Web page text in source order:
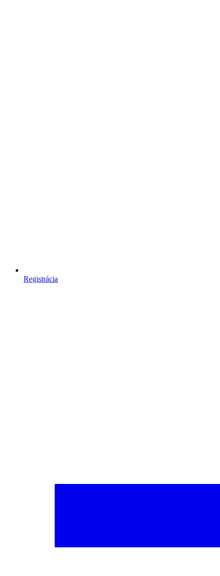
Registrácia